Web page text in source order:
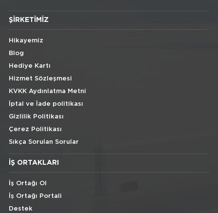
ŞIRKETIMIZ
Hikayemiz
Blog
Hediye Kartı
Hizmet Sözleşmesi
KVKK Aydınlatma Metni
İptal ve İade politikası
Gizlilik Politikası
Çerez Politikası
Sıkça Sorulan Sorular
İŞ ORTAKLARI
İş Ortağı Ol
İş Ortağı Portali
Destek